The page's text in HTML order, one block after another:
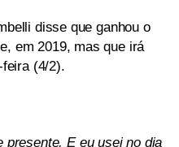
disse que ganhou o
em 2019, mas que irá
(4/2).
presente. E eu usei no dia